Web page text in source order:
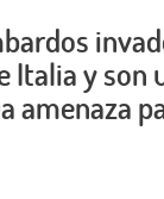
Italia y son
amenaza